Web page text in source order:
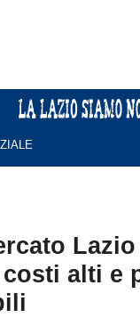
alti e